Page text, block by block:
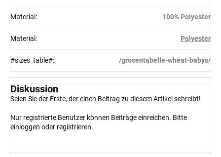
Material : 100% Polyester
Material : Polyester
#sizes_table#: /grosentabelle-wheat-babys/
Diskussion
Seien Sie der Erste, der einen Beitrag zu diesem Artikel schreibt!
Nur registrierte Benutzer können Beiträge einreichen. Bitte
einloggen oder registrieren.